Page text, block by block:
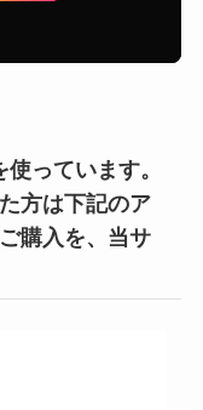
っています。
方は下記のア
購入を、当サ